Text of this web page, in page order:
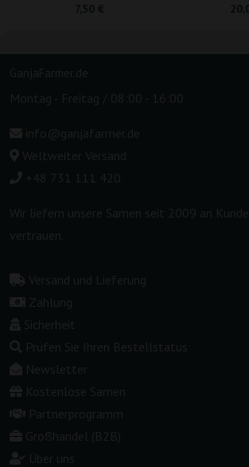
7,50 €
GanjaFarmer.de
Montag - Freitag / 08:00 - 16:00
info@ganjafarmer.de
Weltweiter Versand
+48 731 111 420
Wir liefern unsere Samen seit 2009 an
vertrauen.
Versand und Lieferung
Zahlung
Sicherheit
Prüfen Sie Ihren Bestellstatus
Newsletter
Kostenlose Samen
Partnerprogramm
Großhandel (B2B)
Über uns